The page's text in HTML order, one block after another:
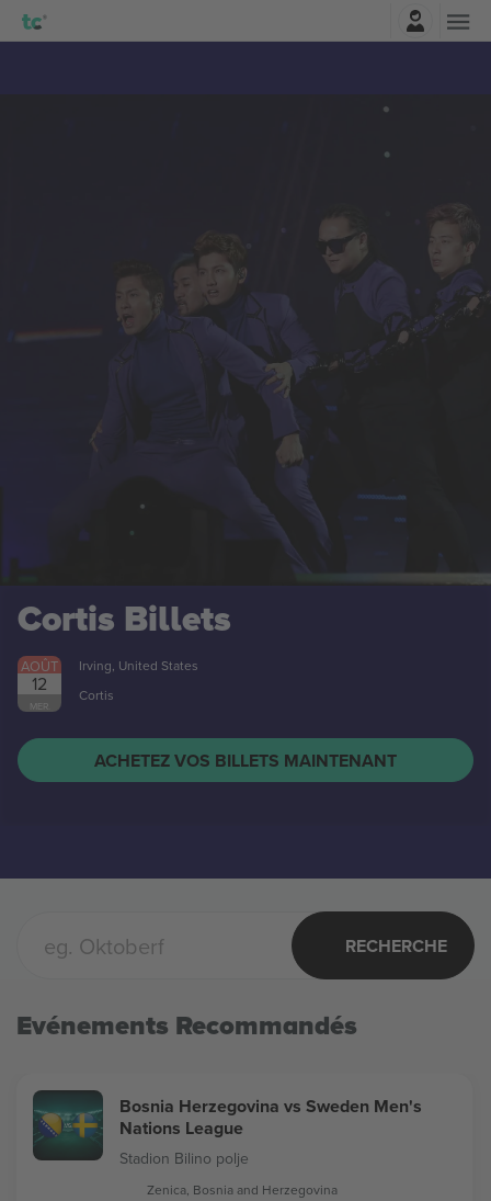
Cortis Billets
AOÛT
12
MER.
Irving, United States
Cortis
ACHETEZ VOS BILLETS MAINTENANT
RECHERCHE
Evénements Recommandés
Bosnia Herzegovina vs Sweden Men's
Nations League
Stadion Bilino polje
Zenica, Bosnia and Herzegovina